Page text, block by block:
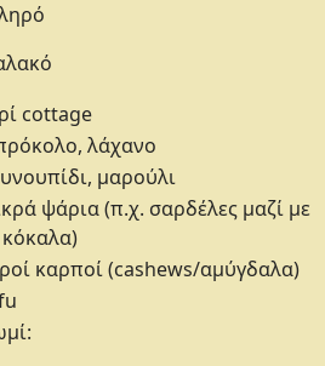
cottage
λάχανο
μαρούλι
ψάρια (π.χ. σαρδέλες μαζί με
καρποί (cashews/αμύγδαλα)